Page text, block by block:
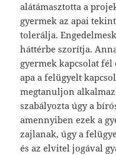
alátámasztotta a
gyermek az apai
tolerálja.
háttérbe szorítja.
gyermek kapcsolat
apa a felügyelt
megtanuljon
szabályozta úgy a
amennyiben ezek a
zajlanak, úgy a
és az elvitel jogával